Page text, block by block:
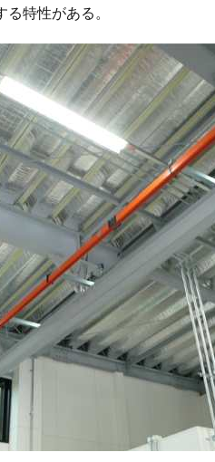
特性がある。